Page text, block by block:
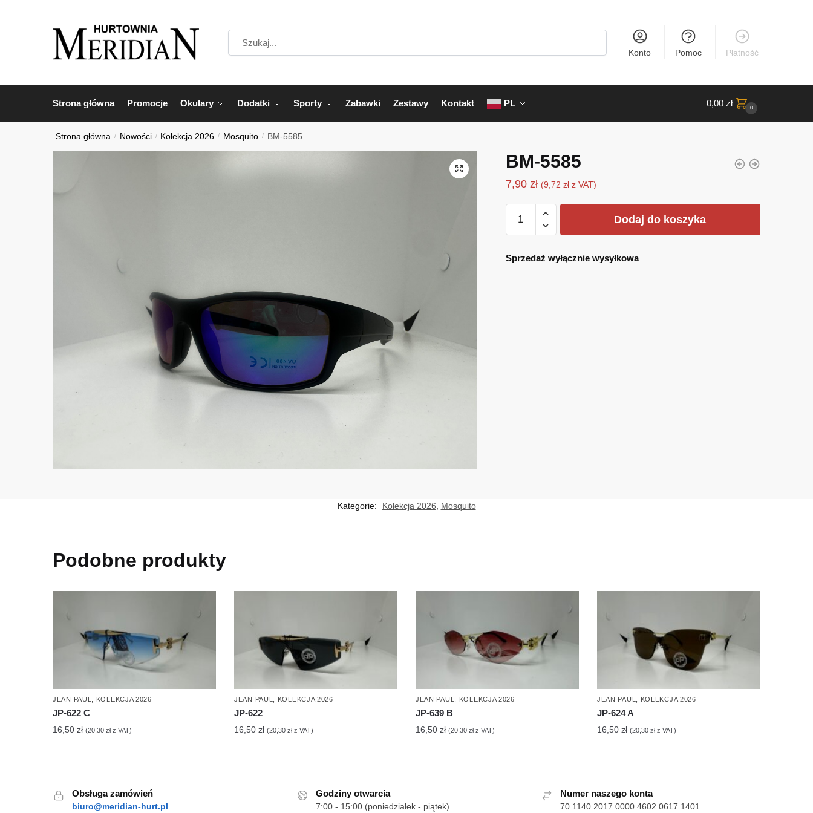
Konto Pomoc Płatność
Strona główna Promocje Okulary Dodatki Sporty Zabawki Zestawy Kontakt PL 0,00 zł 0
Strona główna / Nowości / Kolekcja 2026 / Mosquito / BM-5585
BM-5585
7,90 zł (9,72 złz VAT)
BM-
Dodaj do koszyka
Sprzedaż wyłącznie wysyłkowa
Kategorie: Kolekcja 2026, Mosquito
Podobne produkty
JEAN PAUL, KOLEKCJA 2026
JP-622 C
16,50zł (20,30złz VAT)
JEAN PAUL, KOLEKCJA 2026
JP-622
16,50 zł (20,30 złz VAT)
JEAN PAUL, KOLEKCJA 2026
JP-639 B
16,50 zł (20,30 złz VAT)
JEAN PAUL, KOLEKCJA 2026
JP-624 A
16,50 zł (20,30 złz VAT)
Obsługa zamówień
biuro@meridian-hurt.pl
Godziny otwarcia
7:00 - 15:00 (poniedziałek - piątek)
Numer naszego konta
70 1140 2017 0000 4602 0617 1401